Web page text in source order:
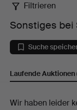
Sonstiges
bei
Sajab
Vintage
Filtrieren
Sonstiges bei
Suche
Laufende Auktionen
Laufende
Wir haben leider